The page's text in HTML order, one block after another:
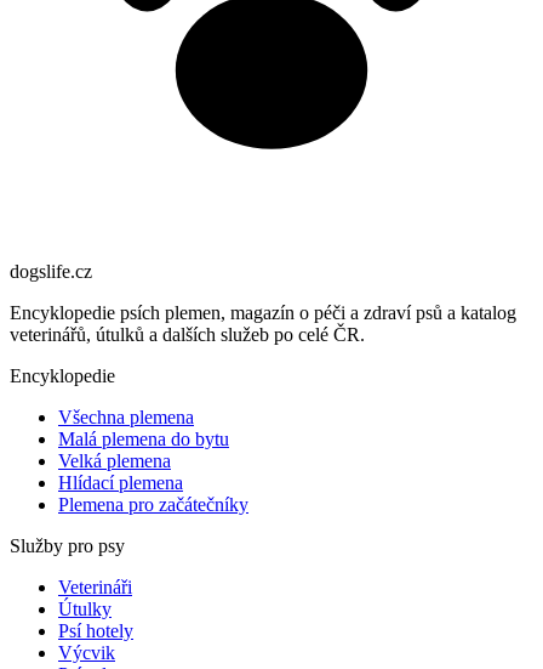
dogslife.cz
Encyklopedie psích plemen, magazín o péči a zdraví psů a katalog
veterinářů, útulků a dalších služeb po celé ČR.
Encyklopedie
Všechna plemena
Malá plemena do bytu
Velká plemena
Hlídací plemena
Plemena pro začátečníky
Služby pro psy
Veterináři
Útulky
Psí hotely
Výcvik